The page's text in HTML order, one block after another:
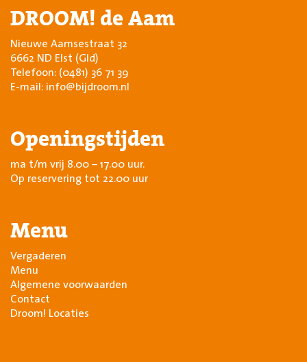
DROOM! de Aam
Nieuwe Aamsestraat 32
6662 ND Elst (Gld)
Telefoon:(0481) 36 71 39
E-mail:info@bijdroom.nl
Openingstijden
ma t/m vrij 8.00 – 17.00 uur.
Op reservering tot 22.00 uur
Menu
Vergaderen
Menu
Algemene voorwaarden
Contact
Droom! Locaties